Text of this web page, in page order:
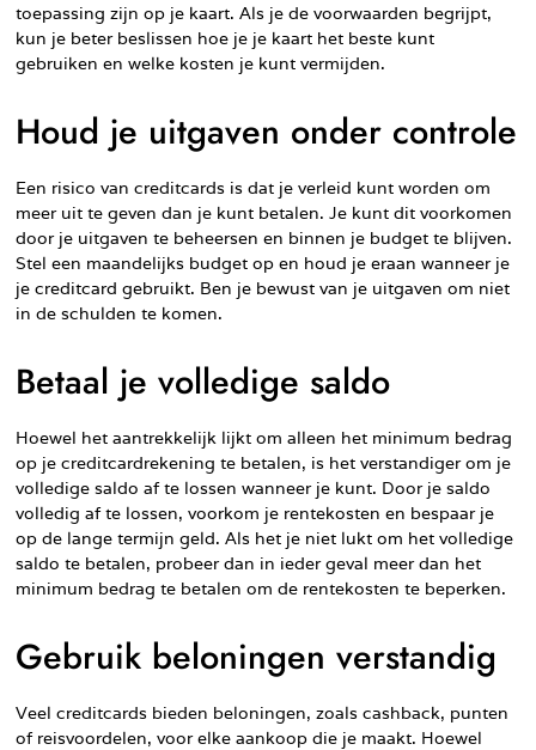
toepassing zijn op je kaart. Als je de voorwaarden begrijpt,
kun je beter beslissen hoe je je kaart het beste kunt
gebruiken en welke kosten je kunt vermijden.
Houd je uitgaven onder controle
Een risico van creditcards is dat je verleid kunt worden om
meer uit te geven dan je kunt betalen. Je kunt dit voorkomen
door je uitgaven te beheersen en binnen je budget te blijven.
Stel een maandelijks budget op en houd je eraan wanneer je
je creditcard gebruikt. Ben je bewust van je uitgaven om niet
in de schulden te komen.
Betaal je volledige saldo
Hoewel het aantrekkelijk lijkt om alleen het minimum bedrag
op je creditcardrekening te betalen, is het verstandiger om je
volledige saldo af te lossen wanneer je kunt. Door je saldo
volledig af te lossen, voorkom je rentekosten en bespaar je
op de lange termijn geld. Als het je niet lukt om het volledige
saldo te betalen, probeer dan in ieder geval meer dan het
minimum bedrag te betalen om de rentekosten te beperken.
Gebruik beloningen verstandig
Veel creditcards bieden beloningen, zoals cashback, punten
of reisvoordelen, voor elke aankoop die je maakt. Hoewel